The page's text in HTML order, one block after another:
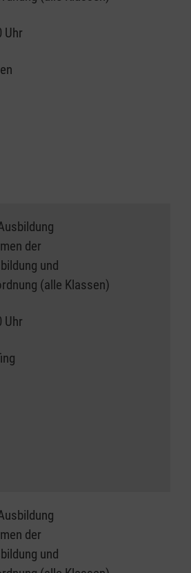
Uhr
der
und
(alle Klassen)
Uhr
der
und